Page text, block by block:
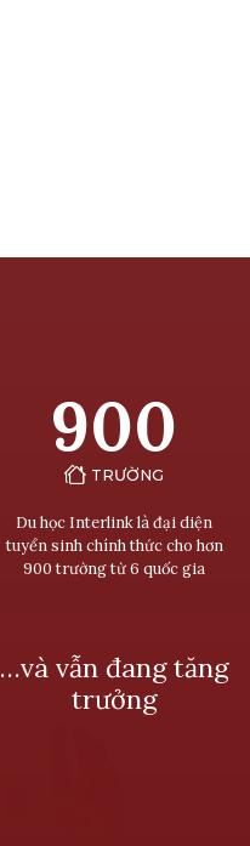
900
TRƯỜNG
Du học Interlink là đại diện
tuyển sinh chính thức cho hơn
900 trường từ 6 quốc gia
…và vẫn đang tăng
trưởng